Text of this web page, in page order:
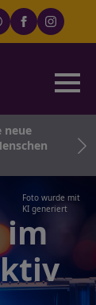
Foto wurde mit
KI generiert
im